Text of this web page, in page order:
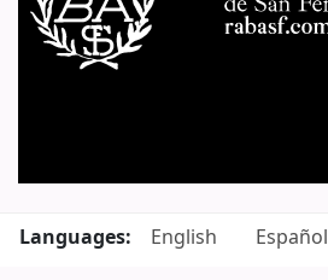
Languages:
English Español